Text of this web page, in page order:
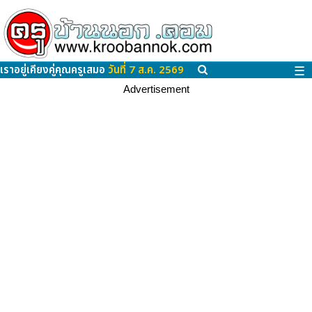
เราอยู่เคียงคู่คุณครูเสมอ วันที่ 7 ส.ค. 2569 ☰
Advertisement